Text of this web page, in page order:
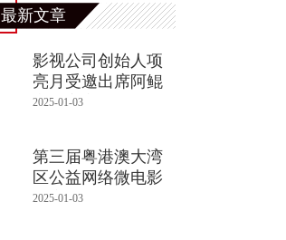
最新文章
影视公司创始人项
亮月受邀出席阿鲲
音乐宇宙
2025-01-03
第三届粤港澳大湾
区公益网络微电影
大赛在深
2025-01-03